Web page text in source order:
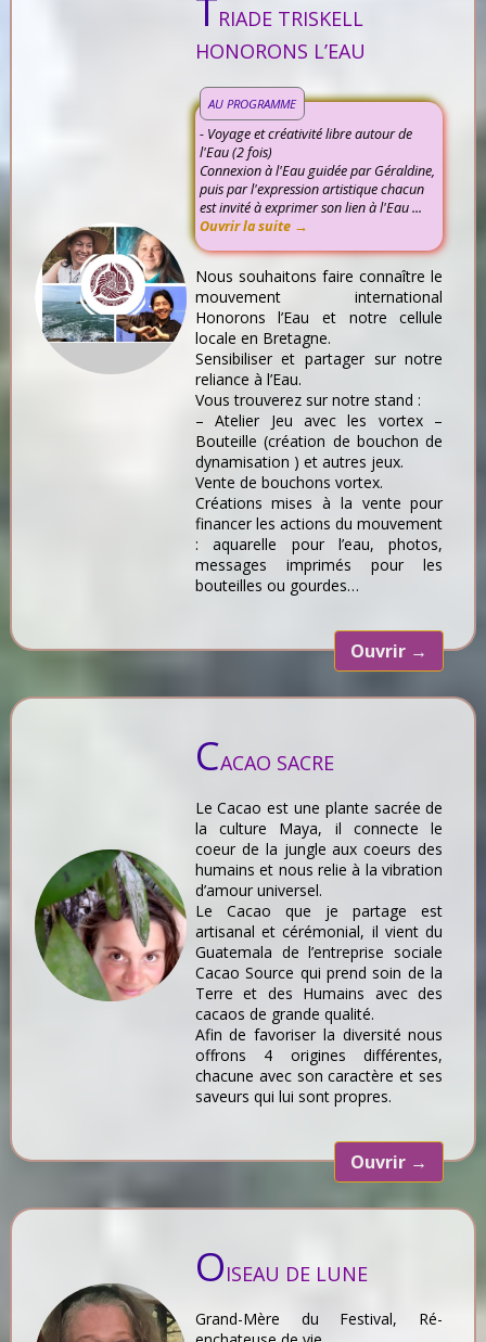
TRIADE TRISKELL
HONORONS L’EAU
AU PROGRAMME
- Voyage et créativité libre autour de
l'Eau (2 fois)
Connexion à l'Eau guidée par Géraldine,
puis par l'expression artistique chacun
est invité à exprimer son lien à l'Eau ...
Ouvrir la suite →
Nous souhaitons faire connaître le
mouvement international
Honorons l’Eau et notre cellule
locale en Bretagne.
Sensibiliser et partager sur notre
reliance à l’Eau.
Vous trouverez sur notre stand :
– Atelier Jeu avec les vortex –
Bouteille (création de bouchon de
dynamisation ) et autres jeux.
Vente de bouchons vortex.
Créations mises à la vente pour
financer les actions du mouvement
: aquarelle pour l’eau, photos,
messages imprimés pour les
bouteilles ou gourdes…
Ouvrir →
CACAO SACRE
Le Cacao est une plante sacrée de
la culture Maya, il connecte le
coeur de la jungle aux coeurs des
humains et nous relie à la vibration
d’amour universel.
Le Cacao que je partage est
artisanal et cérémonial, il vient du
Guatemala de l’entreprise sociale
Cacao Source qui prend soin de la
Terre et des Humains avec des
cacaos de grande qualité.
Afin de favoriser la diversité nous
offrons 4 origines différentes,
chacune avec son caractère et ses
saveurs qui lui sont propres.
Ouvrir →
OISEAU DE LUNE
Grand-Mère du Festival, Ré-